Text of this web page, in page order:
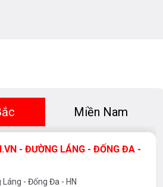
Miền Nam
- ĐƯỜNG LÁNG - ĐỐNG ĐA -
- Đống Đa - HN